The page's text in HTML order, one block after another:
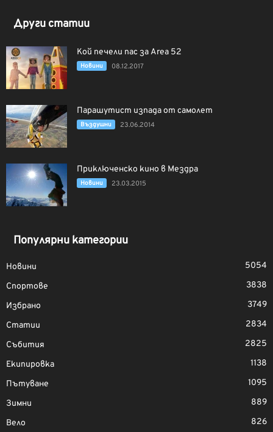
Други статии
Кой печели пас за Area 52
Новини 08.12.2017
Парашутист изпада от самолет
Въздушни 23.06.2014
Приключенско кино в Мездра
Новини 23.03.2015
Популярни категории
Новини
5054
Спортове
3838
Избрано
3749
Статии
2834
Събития
2825
Екипировка
1138
Пътуване
1095
Зимни
889
Вело
826